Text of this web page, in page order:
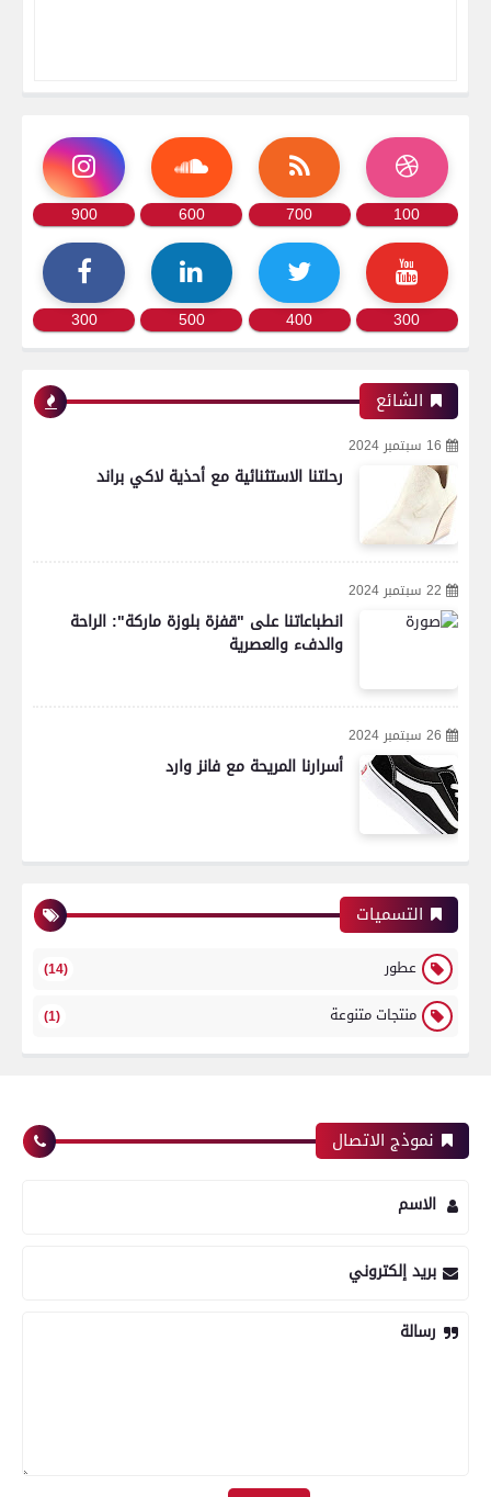
100
700
600
900
300
400
500
300
الشائع
16 سبتمبر 2024
رحلتنا الاستثنائية مع أحذية لاكي براند
22 سبتمبر 2024
انطباعاتنا على "قفزة بلوزة ماركة": الراحة
والدفء والعصرية
26 سبتمبر 2024
أسرارنا المريحة مع فانز وارد
التسميات
عطور (14)
منتجات متنوعة (1)
نموذج الاتصال
الاسم
بريد إلكتروني
رسالة